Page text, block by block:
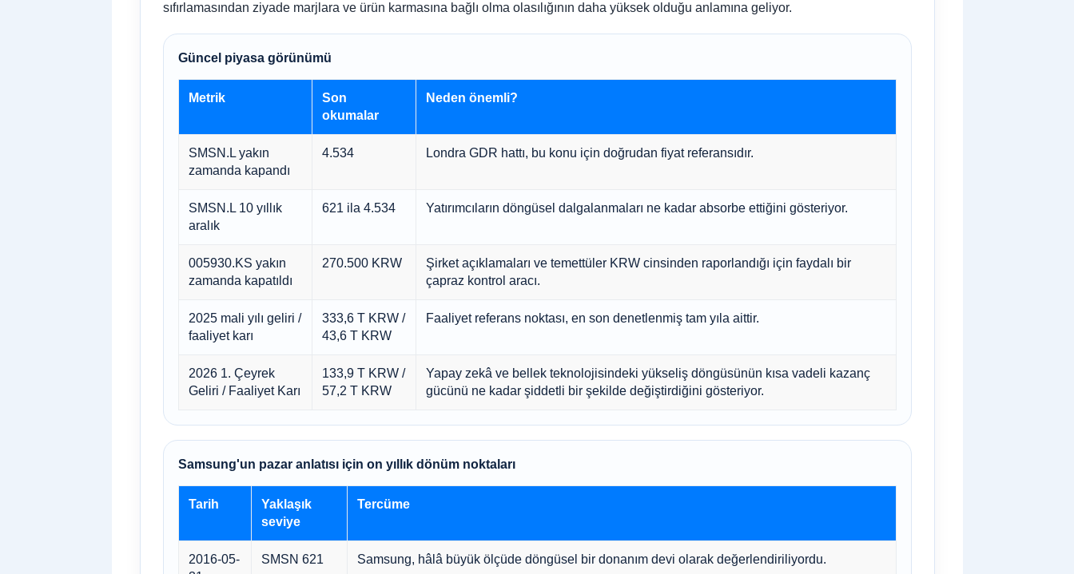
sıfırlamasından ziyade marjlara ve ürün karmasına bağlı olma olasılığının daha yüksek olduğu anlamına geliyor.
Güncel piyasa görünümü
Metrik
Son
okumalar
Neden önemli?
SMSN.L yakın
zamanda kapandı
4.534 Londra GDR hattı, bu konu için doğrudan fiyat referansıdır.
SMSN.L 10 yıllık
aralık
621 ila 4.534 Yatırımcıların döngüsel dalgalanmaları ne kadar absorbe ettiğini gösteriyor.
005930.KS yakın
zamanda kapatıldı
270.500 KRW
Şirket açıklamaları ve temettüler KRW cinsinden raporlandığı için faydalı bir
çapraz kontrol aracı.
2025 mali yılı geliri /
faaliyet karı
333,6 T KRW /
43,6 T KRW
Faaliyet referans noktası, en son denetlenmiş tam yıla aittir.
2026 1. Çeyrek
Geliri / Faaliyet Karı
133,9 T KRW /
57,2 T KRW
Yapay zekâ ve bellek teknolojisindeki yükseliş döngüsünün kısa vadeli kazanç
gücünü ne kadar şiddetli bir şekilde değiştirdiğini gösteriyor.
Samsung'un pazar anlatısı için on yıllık dönüm noktaları
Tarih
Yaklaşık
seviye
Tercüme
2016-05-
SMSN 621 Samsung, hâlâ büyük ölçüde döngüsel bir donanım devi olarak değerlendiriliyordu.